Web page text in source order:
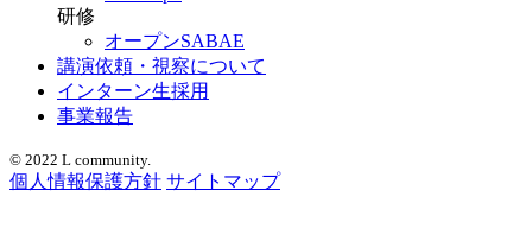
研修
オープンSABAE
講演依頼・視察について
インターン生採用
事業報告
© 2022 L community.
個人情報保護方針 サイトマップ